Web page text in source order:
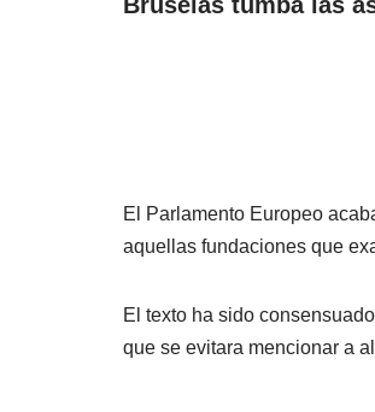
El Parlamento Europeo
aquellas fundaciones que
El texto ha sido
que se evitara mencionar a